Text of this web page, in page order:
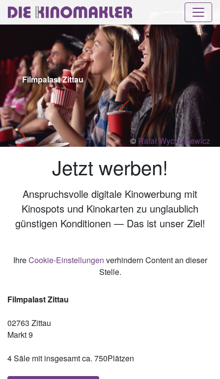
Filmpalast Zittau
©Rafał Wyciszkiewicz
Jetzt werben!
Anspruchsvolle digitale Kinowerbung mit
Kinospots und Kinokarten zu unglaublich
günstigen Konditionen — Das ist unser Ziel!
IhreCookie-Einstellungen verhindern Content an dieser
Stelle.
Filmpalast Zittau
02763 Zittau
Markt 9
4 Säle mit insgesamt ca. 750Plätzen